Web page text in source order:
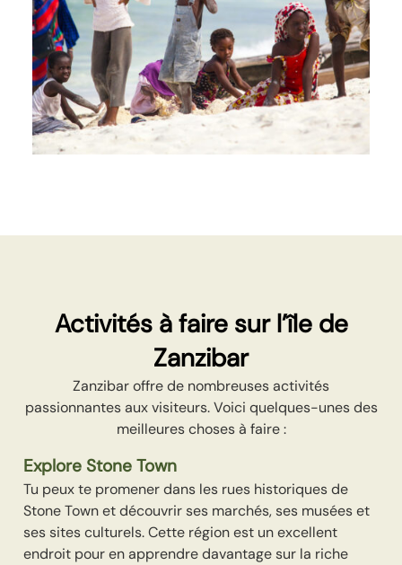
Activités à faire sur l’île de
Zanzibar
Zanzibar offre de nombreusesactivités
passionnantes aux visiteurs. Voici quelques-unes des
meilleures choses à faire :
Explore Stone Town
Tu peux te promener dans les rues historiques de
Stone Town et découvrir ses marchés, ses musées et
ses sites culturels. Cette région est un excellent
endroit pour en apprendre davantage sur la riche